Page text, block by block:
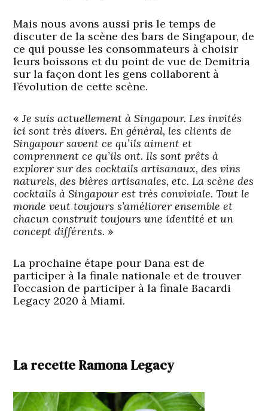
Mais nous avons aussi pris le temps de
discuter de la scène des bars de Singapour, de
ce qui pousse les consommateurs à choisir
leurs boissons et du point de vue de Demitria
sur la façon dont les gens collaborent à
l’évolution de cette scène.
«Je suis actuellement à Singapour. Les invités
ici sont très divers. En général, les clients de
Singapour savent ce qu’ils aiment et
comprennent ce qu’ils ont. Ils sont prêts à
explorer sur des cocktails artisanaux, des vins
naturels, des bières artisanales, etc. La scène des
cocktails à Singapour est très conviviale. Tout le
monde veut toujours s’améliorer ensemble et
chacun construit toujours une identité et un
concept différents. »
La prochaine étape pour Dana est de
participer à la finale nationale et de trouver
l’occasion de participer à la finale Bacardi
Legacy 2020 à Miami.
La recette Ramona Legacy